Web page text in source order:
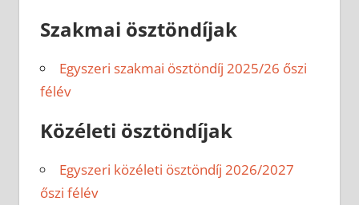
Szakmai ösztöndíjak
Egyszeri szakmai ösztöndíj 2025/26 őszi
félév
Közéleti ösztöndíjak
Egyszeri közéleti ösztöndíj 2026/2027
őszi félév